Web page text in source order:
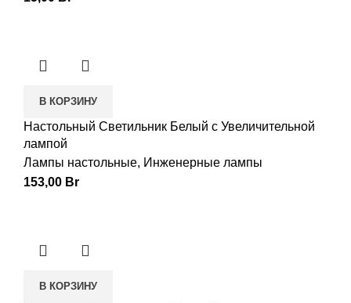
В КОРЗИНУ
Настольный Светильник Белый с Увеличительной
лампой
Лампы настольные, Инженерные лампы
153,00 Br
В КОРЗИНУ